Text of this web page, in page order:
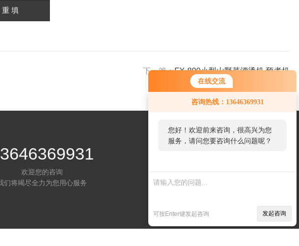
在线交流
咨询热线：13646369931
服务，请问您要咨询什么问题呢？
您好，看您停留很久了，是否找到
了需求产品，您可以直接在线与我
可按Enter键发起咨询 发起咨询
下一篇：FX-800小型山野菜漂烫机 预煮机
欢迎您的咨询
们将竭尽全力为您用心服务